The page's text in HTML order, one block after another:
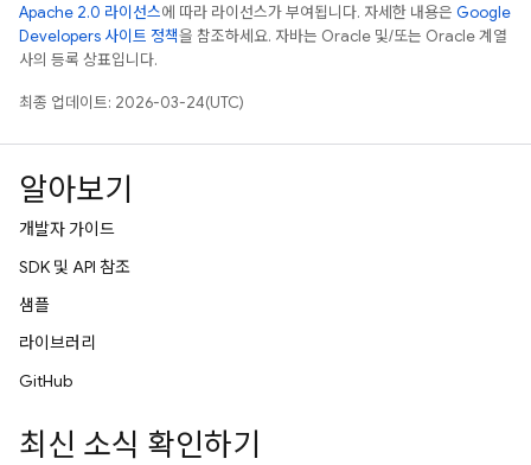
Apache 2.0 라이선스에 따라 라이선스가 부여됩니다. 자세한 내용은 Google
Developers 사이트 정책을 참조하세요. 자바는 Oracle 및/또는 Oracle 계열
사의 등록 상표입니다.
최종 업데이트: 2026-03-24(UTC)
알아보기
개발자 가이드
SDK 및 API 참조
샘플
라이브러리
GitHub
최신 소식 확인하기